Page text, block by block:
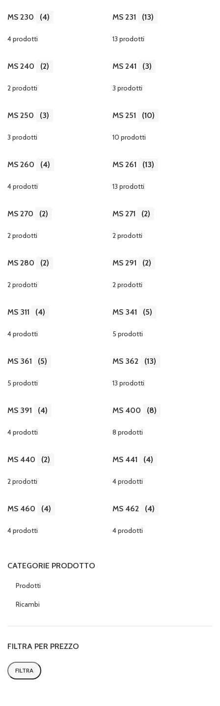
CATEGORIE PRODOTTO
Prodotti
Ricambi
FILTRA PER PREZZO
Prezzo
Prezzo
FILTRA
MS 230 (4)
4 prodotti
MS 231 (13)
13 prodotti
MS 240 (2)
2 prodotti
MS 241 (3)
3 prodotti
MS 250 (3)
3 prodotti
MS 251 (10)
10 prodotti
MS 260 (4)
4 prodotti
MS 261 (13)
13 prodotti
MS 270 (2)
2 prodotti
MS 271 (2)
2 prodotti
MS 280 (2)
2 prodotti
MS 291 (2)
2 prodotti
MS 311 (4)
4 prodotti
MS 341 (5)
5 prodotti
MS 361 (5)
5 prodotti
MS 362 (13)
13 prodotti
MS 391 (4)
4 prodotti
MS 400 (8)
8 prodotti
MS 440 (2)
2 prodotti
MS 441 (4)
4 prodotti
MS 460 (4)
4 prodotti
MS 462 (4)
4 prodotti